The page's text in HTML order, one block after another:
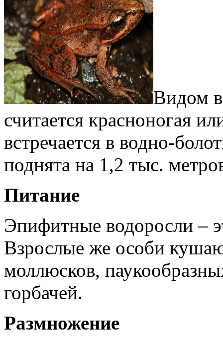
Видом
считается красноногая
встречается в водно-
поднята на 1,2 тыс.
Питание
Эпифитные водоросли –
Взрослые же особи
моллюсков,
горбачей.
Размножение